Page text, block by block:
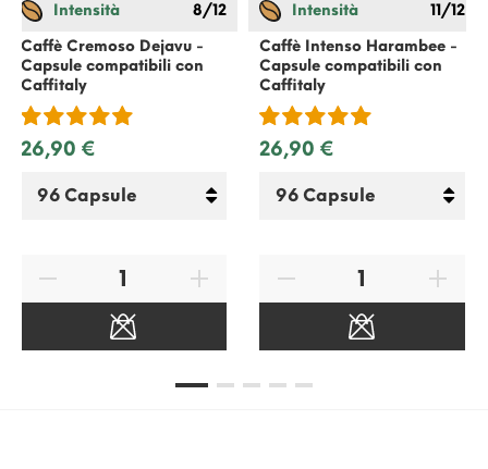
Intensità
8/12
Caffè Cremoso Dejavu -
Capsule compatibili con
Caffitaly
26,90 €
Intensità
11/12
Caffè Intenso Harambee -
Capsule compatibili con
Caffitaly
26,90 €